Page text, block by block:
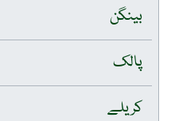
بینگن
پالک
کریلے